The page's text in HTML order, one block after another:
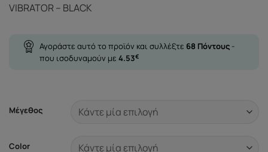
VIBRATOR – BLACK
Αγοράστε αυτό το προϊόν και συλλέξτε 68 Πόντους -
που ισοδυναμούν με 4.53€
Μέγεθος
Color